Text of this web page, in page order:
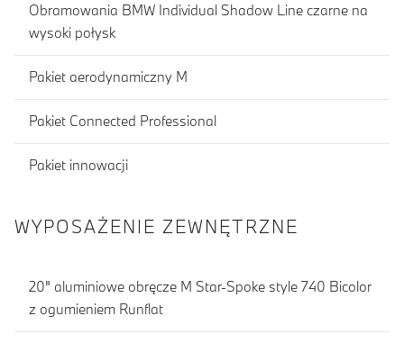
Obramowania BMW Individual Shadow Line czarne na
wysoki połysk
Pakiet aerodynamiczny M
Pakiet Connected Professional
Pakiet innowacji
WYPOSAŻENIE ZEWNĘTRZNE
20" aluminiowe obręcze M Star-Spoke style 740 Bicolor
z ogumieniem Runflat